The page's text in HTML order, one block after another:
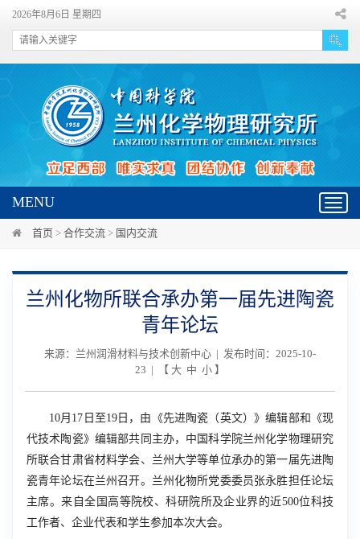
2026年8月6日 星期四
MENU
首页 > 合作交流 > 国内交流
兰州化物所联合承办第一届先进陶瓷
青年论坛
来源：兰州润滑材料与技术创新中心 | 发布时间：2025-10-
23 | 【 大 中 小 】
10月 17 日至19日，由《先进陶瓷（英文）》编辑部和《现
代技术陶瓷》编辑部共同主办，中国科学院兰州化学物理研究
所联合甘肃省材料学会、兰州大学等单位承办的第一届先进陶
瓷青年论坛在兰州召开。兰州化物所党委委员张永胜担任论坛
主席。来自全国高等院校、科研院所及企业界的近500位科技
工作者、企业代表和学生参加本次大会。